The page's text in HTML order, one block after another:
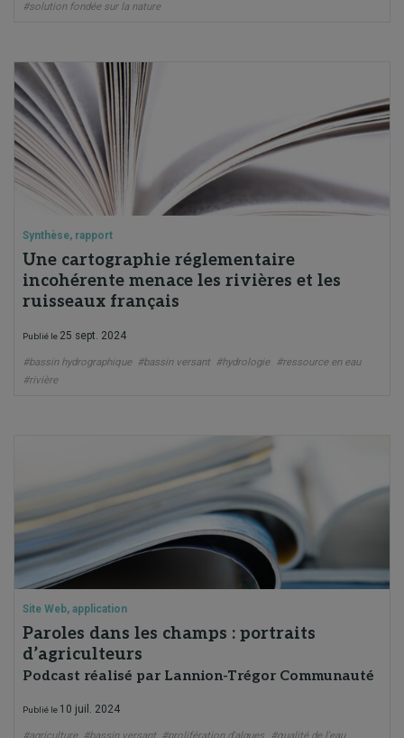
#solution fondée sur la nature
Synthèse, rapport
Une cartographie réglementaire
incohérente menace les rivières et les
ruisseaux français
Publié le 25 sept. 2024
#bassin hydrographique #bassin versant #hydrologie
#ressource en eau
#rivière
Site Web, application
Paroles dans les champs : portraits
d’agriculteurs
Podcast réalisé par Lannion-Trégor Communauté
Publié le 10 juil. 2024
#agriculture #bassin versant #prolifération d'algues #qualité de l'eau